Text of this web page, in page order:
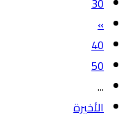
»
40
50
...
الأخيرة